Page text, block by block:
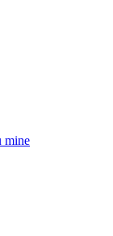
mine